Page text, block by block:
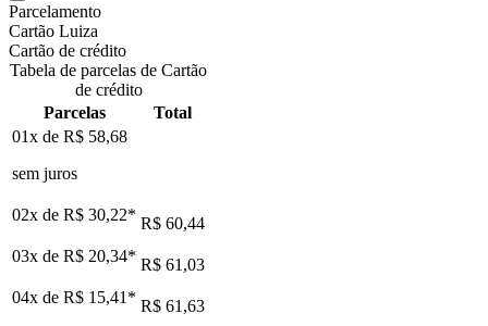
Parcelamento
Cartão Luiza
Cartão de crédito
Tabela de parcelas de Cartão
de crédito
Parcelas
Total
01x de R$ 58,68
sem juros
02x de R$ 30,22* R$ 60,44
03x de R$ 20,34* R$ 61,03
04x de R$ 15,41 * R$ 61,63